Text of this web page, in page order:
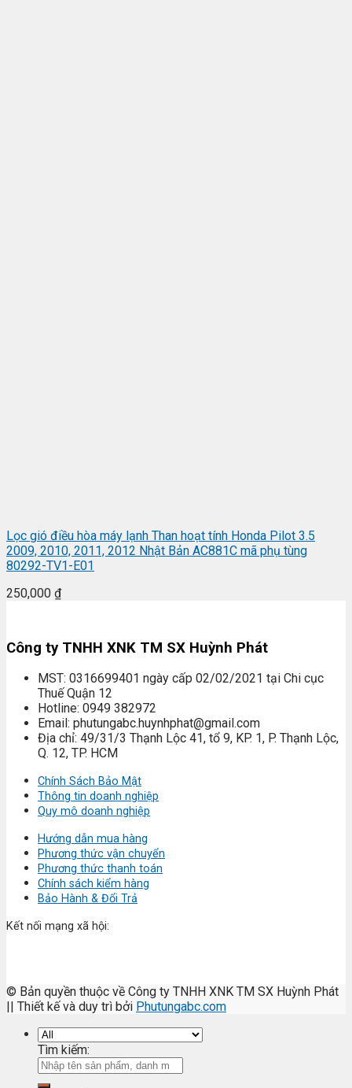
Lọc gió điều hòa máy lạnh Than hoạt tính Honda Pilot 3.5
2009, 2010, 2011, 2012 Nhật Bản AC881C mã phụ tùng
80292-TV1-E01
250,000 ₫
Công ty TNHH XNK TM SX Huỳnh Phát
MST: 0316699401 ngày cấp 02/02/2021 tại Chi cục
Thuế Quận 12
Hotline: 0949 382972
Email: phutungabc.huynhphat@gmail.com
Địa chỉ: 49/31/3 Thạnh Lộc 41, tổ 9, KP. 1, P. Thạnh Lộc,
Q. 12, TP. HCM
Chính Sách Bảo Mật
Thông tin doanh nghiệp
Quy mô doanh nghiệp
Hướng dẫn mua hàng
Phương thức vận chuyển
Phương thức thanh toán
Chính sách kiểm hàng
Bảo Hành & Đổi Trả
Kết nối mạng xã hội:
© Bản quyền thuộc về Công ty TNHH XNK TM SX Huỳnh Phát
|| Thiết kế và duy trì bởi Phutungabc.com
Tìm kiếm: